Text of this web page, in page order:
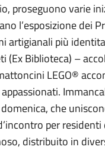
proseguono varie
l’esposizione dei
artigianali più
(Ex Biblioteca) –
LEGO®
che
per
distribuito in